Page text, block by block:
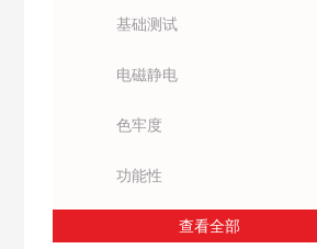
基础测试
电磁静电
色牢度
功能性
查看全部